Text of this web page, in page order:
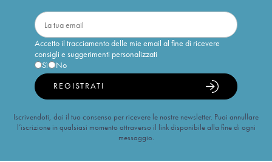
Accetto il tracciamento delle mie email al fine di ricevere
consigli e suggerimenti personalizzati
Sì
No
REGISTRATI
Iscrivendoti, dai il tuo consenso per ricevere le nostre newsletter. Puoi annullare
l’iscrizione in qualsiasi momento attraverso il link disponibile alla fine di ogni
messaggio.